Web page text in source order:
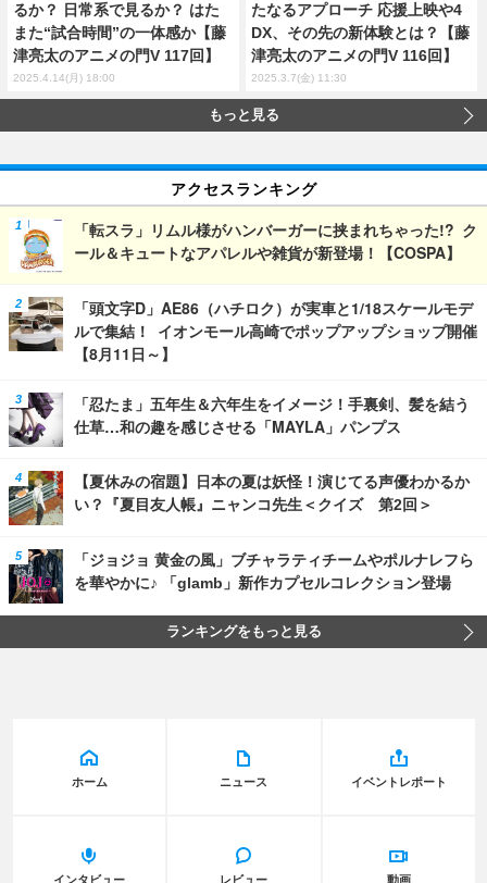
るか？ 日常系で見るか？ はた
また“試合時間”の一体感か【藤
津亮太のアニメの門V 117回】
2025.4.14(月) 18:00
たなるアプローチ 応援上映や4
DX、その先の新体験とは？【藤
津亮太のアニメの門V 116回】
2025.3.7(金) 11:30
もっと見る
アクセスランキング
「転スラ」リムル様がハンバーガーに挟まれちゃった!? ク
ール＆キュートなアパレルや雑貨が新登場！【COSPA】
「頭文字D」AE86（ハチロク）が実車と1/18スケールモデ
ルで集結！ イオンモール高崎でポップアップショップ開催
【8月11日～】
「忍たま」五年生＆六年生をイメージ！手裏剣、髪を結う
仕草…和の趣を感じさせる「MAYLA」パンプス
【夏休みの宿題】日本の夏は妖怪！演じてる声優わかるか
い？『夏目友人帳』ニャンコ先生＜クイズ 第2回＞
「ジョジョ 黄金の風」ブチャラティチームやポルナレフら
を華やかに♪ 「glamb」新作カプセルコレクション登場
ランキングをもっと見る
ホーム ニュース イベントレポート
インタビュー レビュー 動画